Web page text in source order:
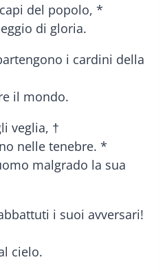
del popolo, *
di gloria.
i cardini della
il mondo.
veglia, †
nelle tenebre. *
malgrado la sua
i suoi avversari!
cielo.